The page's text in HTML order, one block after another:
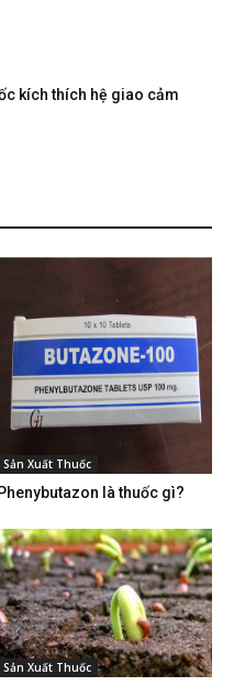
kích thích hệ giao cảm
Sản Xuất Thuốc
Phenybutazon là thuốc gì?
Sản Xuất Thuốc